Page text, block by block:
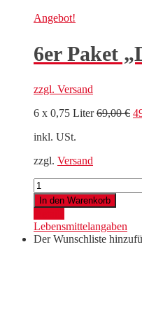
Angebot!
6er Paket
zzgl. Versand
6 x 0,75 Liter69,00€
inkl. USt.
zzgl. Versand
6er
Paket
"Discovery
Box"
Menge
In den Warenkorb
Lebensmittelangaben
Der Wunschliste